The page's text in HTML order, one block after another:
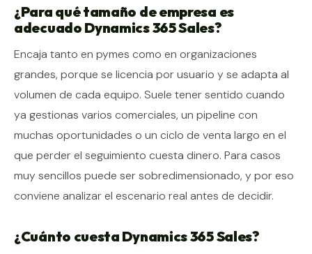
¿Para qué tamaño de empresa es
adecuado Dynamics 365 Sales?
Encaja tanto en pymes como en organizaciones
grandes, porque se licencia por usuario y se adapta al
volumen de cada equipo. Suele tener sentido cuando
ya gestionas varios comerciales, un pipeline con
muchas oportunidades o un ciclo de venta largo en el
que perder el seguimiento cuesta dinero. Para casos
muy sencillos puede ser sobredimensionado, y por eso
conviene analizar el escenario real antes de decidir.
¿Cuánto cuesta Dynamics 365 Sales?